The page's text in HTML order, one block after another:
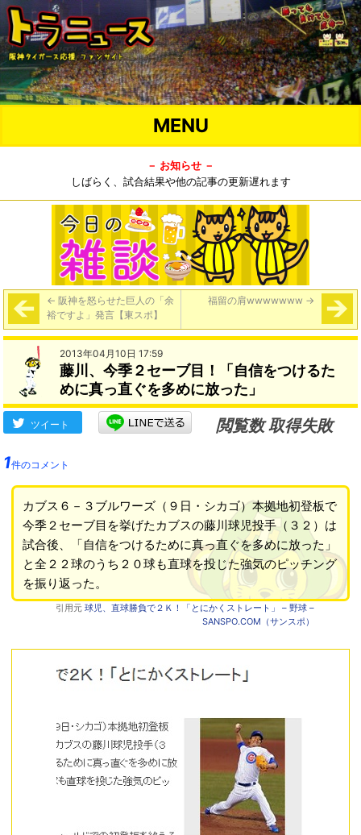
MENU
－ お知らせ －
しばらく、試合結果や他の記事の更新遅れます
← 阪神を怒らせた巨人の「余
裕ですよ」発言【東スポ】
福留の肩wwwwwww →
2013年04月10日 17:59
藤川、今季２セーブ目！「自信をつけるた
めに真っ直ぐを多めに放った」
ツイート
閲覧数 取得失敗
1件のコメント
カブス６－３ブルワーズ（９日・シカゴ）本拠地初登板で
今季２セーブ目を挙げたカブスの藤川球児投手（３２）は
試合後、「自信をつけるために真っ直ぐを多めに放った」
と全２２球のうち２０球も直球を投じた強気のピッチング
を振り返った。
引用元 球児、直球勝負で２Ｋ！「とにかくストレート」 – 野球 –
SANSPO.COM（サンスポ）